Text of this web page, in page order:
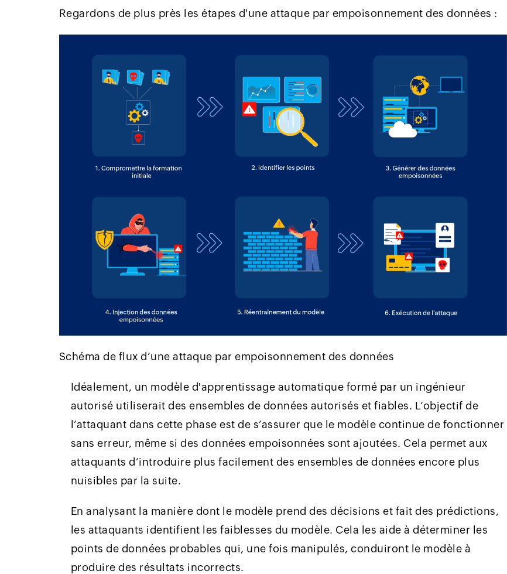
Regardons de plus près les étapes d'une attaque par empoisonnement des données :
Schéma de flux d’une attaque par empoisonnement des données
Idéalement, un modèle d'apprentissage automatique formé par un ingénieur
autorisé utiliserait des ensembles de données autorisés et fiables. L’objectif de
l’attaquant dans cette phase est de s’assurer que le modèle continue de fonctionner
sans erreur, même si des données empoisonnées sont ajoutées. Cela permet aux
attaquants d’introduire plus facilement des ensembles de données encore plus
nuisibles par la suite.
En analysant la manière dont le modèle prend des décisions et fait des prédictions,
les attaquants identifient les faiblesses du modèle. Cela les aide à déterminer les
points de données probables qui, une fois manipulés, conduiront le modèle à
produire des résultats incorrects.